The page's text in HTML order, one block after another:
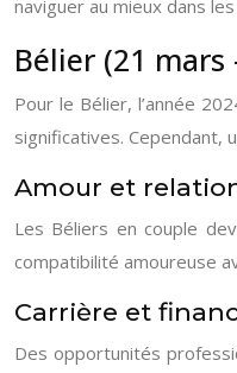
naviguer au mieux dans
Bélier (21 mars
Pour le Bélier, l’année
significatives. Cependant,
Amour et
Les Béliers en couple
compatibilité amoureuse
Carrière et
Des opportunités